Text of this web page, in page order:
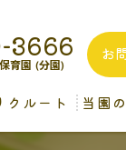
3666
育園 (分園)
お
クルート 当園